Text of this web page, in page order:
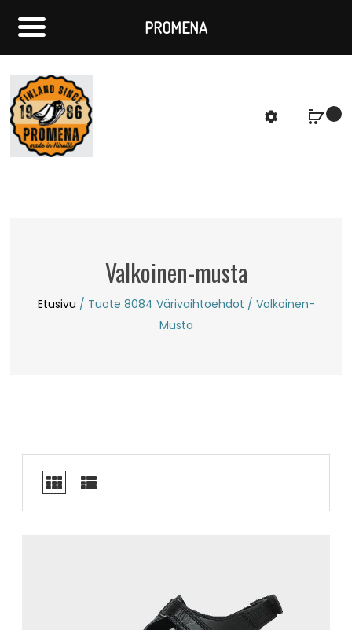
Valkoinen-musta
Etusivu / Tuote 8084 Värivaihtoehdot / Valkoinen-
Musta
PROMENA